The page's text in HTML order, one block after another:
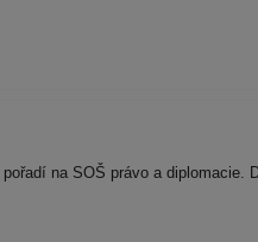
na SOŠ právo a diplomacie.